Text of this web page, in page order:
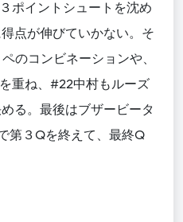
ポイントシュートを沈め
点が伸びていかない。そ
のコンビネーションや、
重ね、#22中村もルーズ
る。最後はブザービータ
第３Qを終えて、最終Q